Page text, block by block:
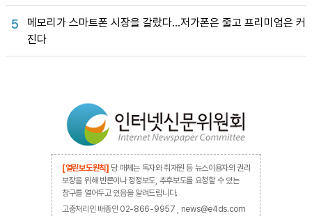
5
메모리가 스마트폰 시장을 갈랐다…저가폰은 줄고 프리미엄은 커
진다
[열린보도원칙] 당 매체는 독자와 취재원 등 뉴스이용자의 권리
보장을 위해 반론이나 정정보도, 추후보도를 요청할 수 있는
창구를 열어두고 있음을 알려드립니다.
고충처리인 배종인 02-866-9957 , news@e4ds.com